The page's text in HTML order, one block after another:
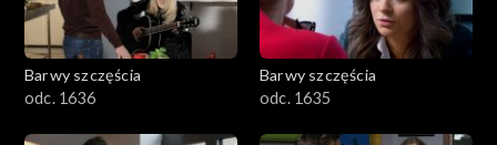
Barwy szczęścia
odc. 1636
Barwy szczęścia
odc. 1635